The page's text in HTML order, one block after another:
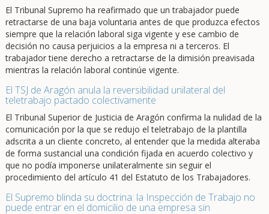
El Tribunal Supremo ha reafirmado que un trabajador puede
retractarse de una baja voluntaria antes de que produzca efectos
siempre que la relación laboral siga vigente y ese cambio de
decisión no causa perjuicios a la empresa ni a terceros. El
trabajador tiene derecho a retractarse de la dimisión preavisada
mientras la relación laboral continúe vigente.
El TSJ de Aragón anula la reversibilidad unilateral del
teletrabajo pactado colectivamente
El Tribunal Superior de Justicia de Aragón confirma la nulidad de la
comunicación por la que se redujo el teletrabajo de la plantilla
adscrita a un cliente concreto, al entender que la medida alteraba
de forma sustancial una condición fijada en acuerdo colectivo y
que no podía imponerse unilateralmente sin seguir el
procedimiento del artículo 41 del Estatuto de los Trabajadores.
El Supremo blinda su doctrina: la Inspección de Trabajo no
puede entrar en el domicilio de una empresa sin